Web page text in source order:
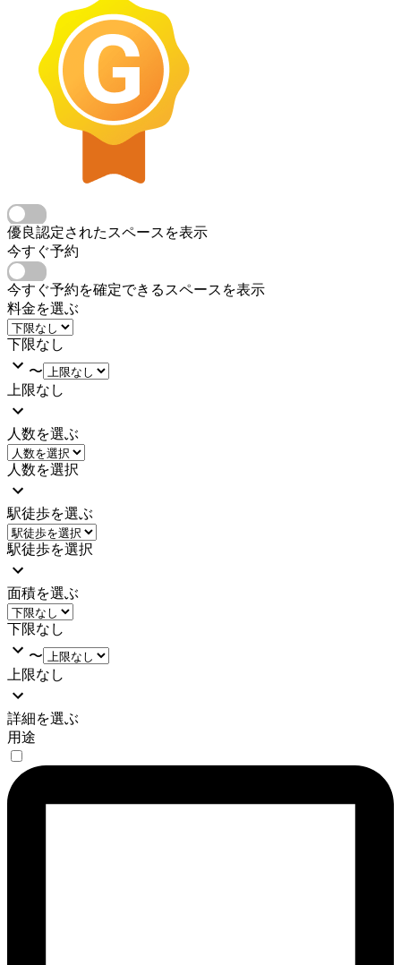
優良認定されたスペースを表示
今すぐ予約
今すぐ予約を確定できるスペースを表示
料金を選ぶ
下限なし
〜
上限なし
人数を選ぶ
人数を選択
駅徒歩を選ぶ
駅徒歩を選択
面積を選ぶ
下限なし
〜
上限なし
詳細を選ぶ
用途